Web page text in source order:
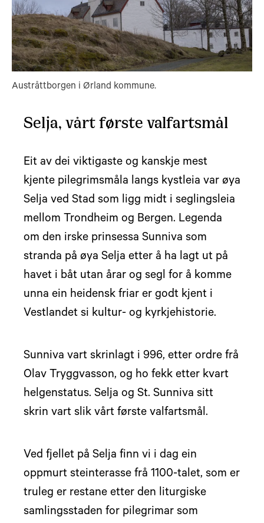
Austråttborgen i Ørland kommune.
Selja, vårt første valfartsmål
Eit av dei viktigaste og kanskje mest
kjente pilegrimsmåla langs kystleia var øya
Selja ved Stad som ligg midt i seglingsleia
mellom Trondheim og Bergen. Legenda
om den irske prinsessa Sunniva som
stranda på øya Selja etter å ha lagt ut på
havet i båt utan årar og segl for å komme
unna ein heidensk friar er godt kjent i
Vestlandet si kultur- og kyrkjehistorie.
Sunniva vart skrinlagt i 996, etter ordre frå
Olav Tryggvasson, og ho fekk etter kvart
helgenstatus. Selja og St. Sunniva sitt
skrin vart slik vårt første valfartsmål.
Ved fjellet på Selja finn vi i dag ein
oppmurt steinterasse frå 1100-talet, som er
truleg er restane etter den liturgiske
samlingsstaden for pilegrimar som